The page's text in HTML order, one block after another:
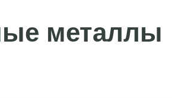
металлы